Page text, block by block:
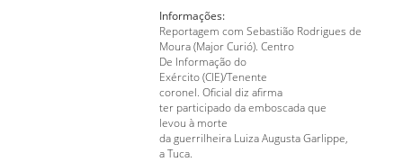
Informações:
Reportagem com Sebastião Rodrigues de
Moura (Major Curió). Centro
De Informação do
Exército (CIE)/Tenente
coronel. Oficial diz afirma
ter participado da emboscada que
levou à morte
da guerrilheira Luiza Augusta Garlippe,
a Tuca.